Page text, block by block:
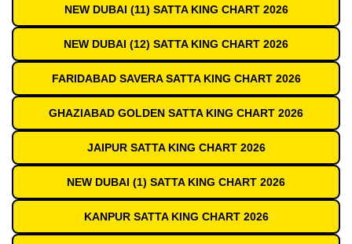
NEW DUBAI (11) SATTA KING CHART 2026
NEW DUBAI (12) SATTA KING CHART 2026
FARIDABAD SAVERA SATTA KING CHART 2026
GHAZIABAD GOLDEN SATTA KING CHART 2026
JAIPUR SATTA KING CHART 2026
NEW DUBAI (1) SATTA KING CHART 2026
KANPUR SATTA KING CHART 2026